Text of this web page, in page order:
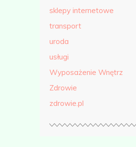
sklepy internetowe
transport
uroda
usługi
Wyposażenie Wnętrz
Zdrowie
zdrowie.pl